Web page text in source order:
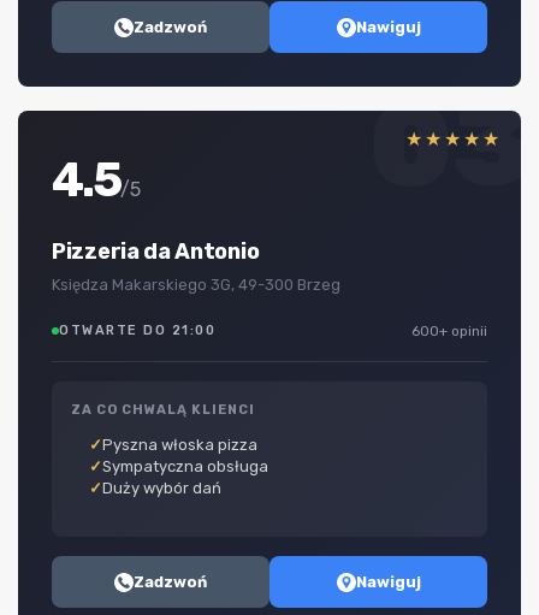
Zadzwoń Nawiguj
03
★★★★★
4.5/5
Pizzeria da Antonio
Księdza Makarskiego 3G, 49-300 Brzeg
OTWARTE DO 21:00 600+ opinii
ZA CO CHWALĄ KLIENCI
Pyszna włoska pizza
Sympatyczna obsługa
Duży wybór dań
Zadzwoń Nawiguj